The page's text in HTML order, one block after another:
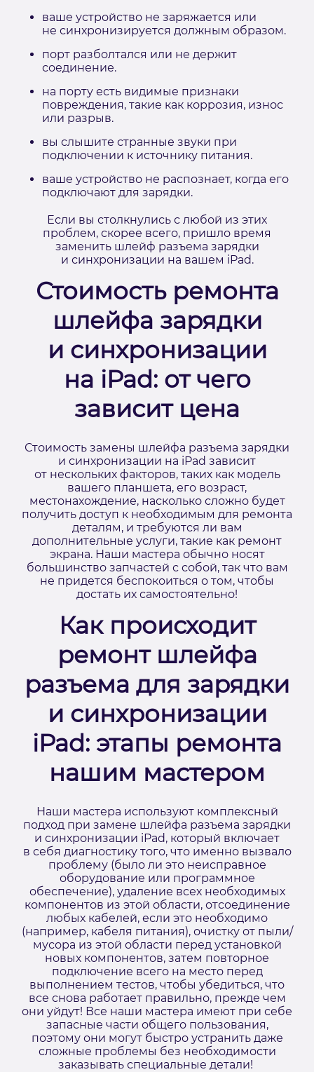
ваше устройство не заряжается или
не синхронизируется должным образом.
порт разболтался или не держит
соединение.
на порту есть видимые признаки
повреждения, такие как коррозия, износ
или разрыв.
вы слышите странные звуки при
подключении к источнику питания.
ваше устройство не распознает, когда его
подключают для зарядки.
Если вы столкнулись с любой из этих
проблем, скорее всего, пришло время
заменить шлейф разъема зарядки
и синхронизации на вашем iPad.
Стоимость ремонта
шлейфа зарядки
и синхронизации
на iPad: от чего
зависит цена
Стоимость замены шлейфа разъема зарядки
и синхронизации на iPad зависит
от нескольких факторов, таких как модель
вашего планшета, его возраст,
местонахождение, насколько сложно будет
получить доступ к необходимым для ремонта
деталям, и требуются ли вам
дополнительные услуги, такие как ремонт
экрана. Наши мастера обычно носят
большинство запчастей с собой, так что вам
не придется беспокоиться о том, чтобы
достать их самостоятельно!
Как происходит
ремонт шлейфа
разъема для зарядки
и синхронизации
iPad: этапы ремонта
нашим мастером
Наши мастера используют комплексный
подход при замене шлейфа разъема зарядки
и синхронизации iPad, который включает
в себя диагностику того, что именно вызвало
проблему (было ли это неисправное
оборудование или программное
обеспечение), удаление всех необходимых
компонентов из этой области, отсоединение
любых кабелей, если это необходимо
(например, кабеля питания), очистку от пыли/
мусора из этой области перед установкой
новых компонентов, затем повторное
подключение всего на место перед
выполнением тестов, чтобы убедиться, что
все снова работает правильно, прежде чем
они уйдут! Все наши мастера имеют при себе
запасные части общего пользования,
поэтому они могут быстро устранить даже
сложные проблемы без необходимости
заказывать специальные детали!